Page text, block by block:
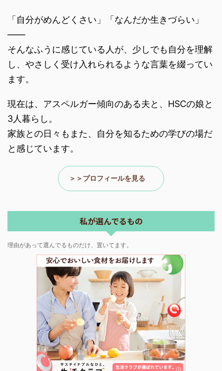
私が選んでるもの
理由があって選んでるものだけ、置いてます。
カテゴリー